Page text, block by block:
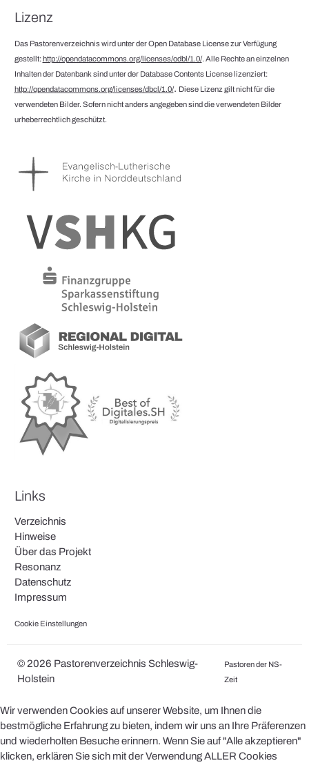
Lizenz
Das Pastorenverzeichnis wird unter der Open Database License zur Verfügung
gestellt:http://opendatacommons.org/licenses/odbl/1.0/. Alle Rechte an einzelnen
Inhalten der Datenbank sind unter der Database Contents License lizenziert:
http://opendatacommons.org/licenses/dbcl/1.0/. Diese Lizenz gilt nicht für die
verwendeten Bilder. Sofern nicht anders angegeben sind die verwendeten Bilder
urheberrechtlich geschützt.
Links
Verzeichnis
Hinweise
Über das Projekt
Resonanz
Datenschutz
Impressum
Cookie Einstellungen
© 2026 Pastorenverzeichnis Schleswig-
Holstein
Pastoren der NS-
Zeit
Wir verwenden Cookies auf unserer Website, um Ihnen die
bestmögliche Erfahrung zu bieten, indem wir uns an Ihre Präferenzen
und wiederholten Besuche erinnern. Wenn Sie auf "Alle akzeptieren"
klicken, erklären Sie sich mit der Verwendung ALLER Cookies